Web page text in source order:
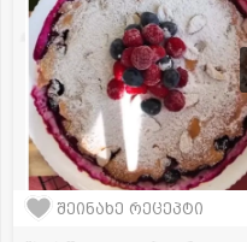
შეინახე რეცეპტი